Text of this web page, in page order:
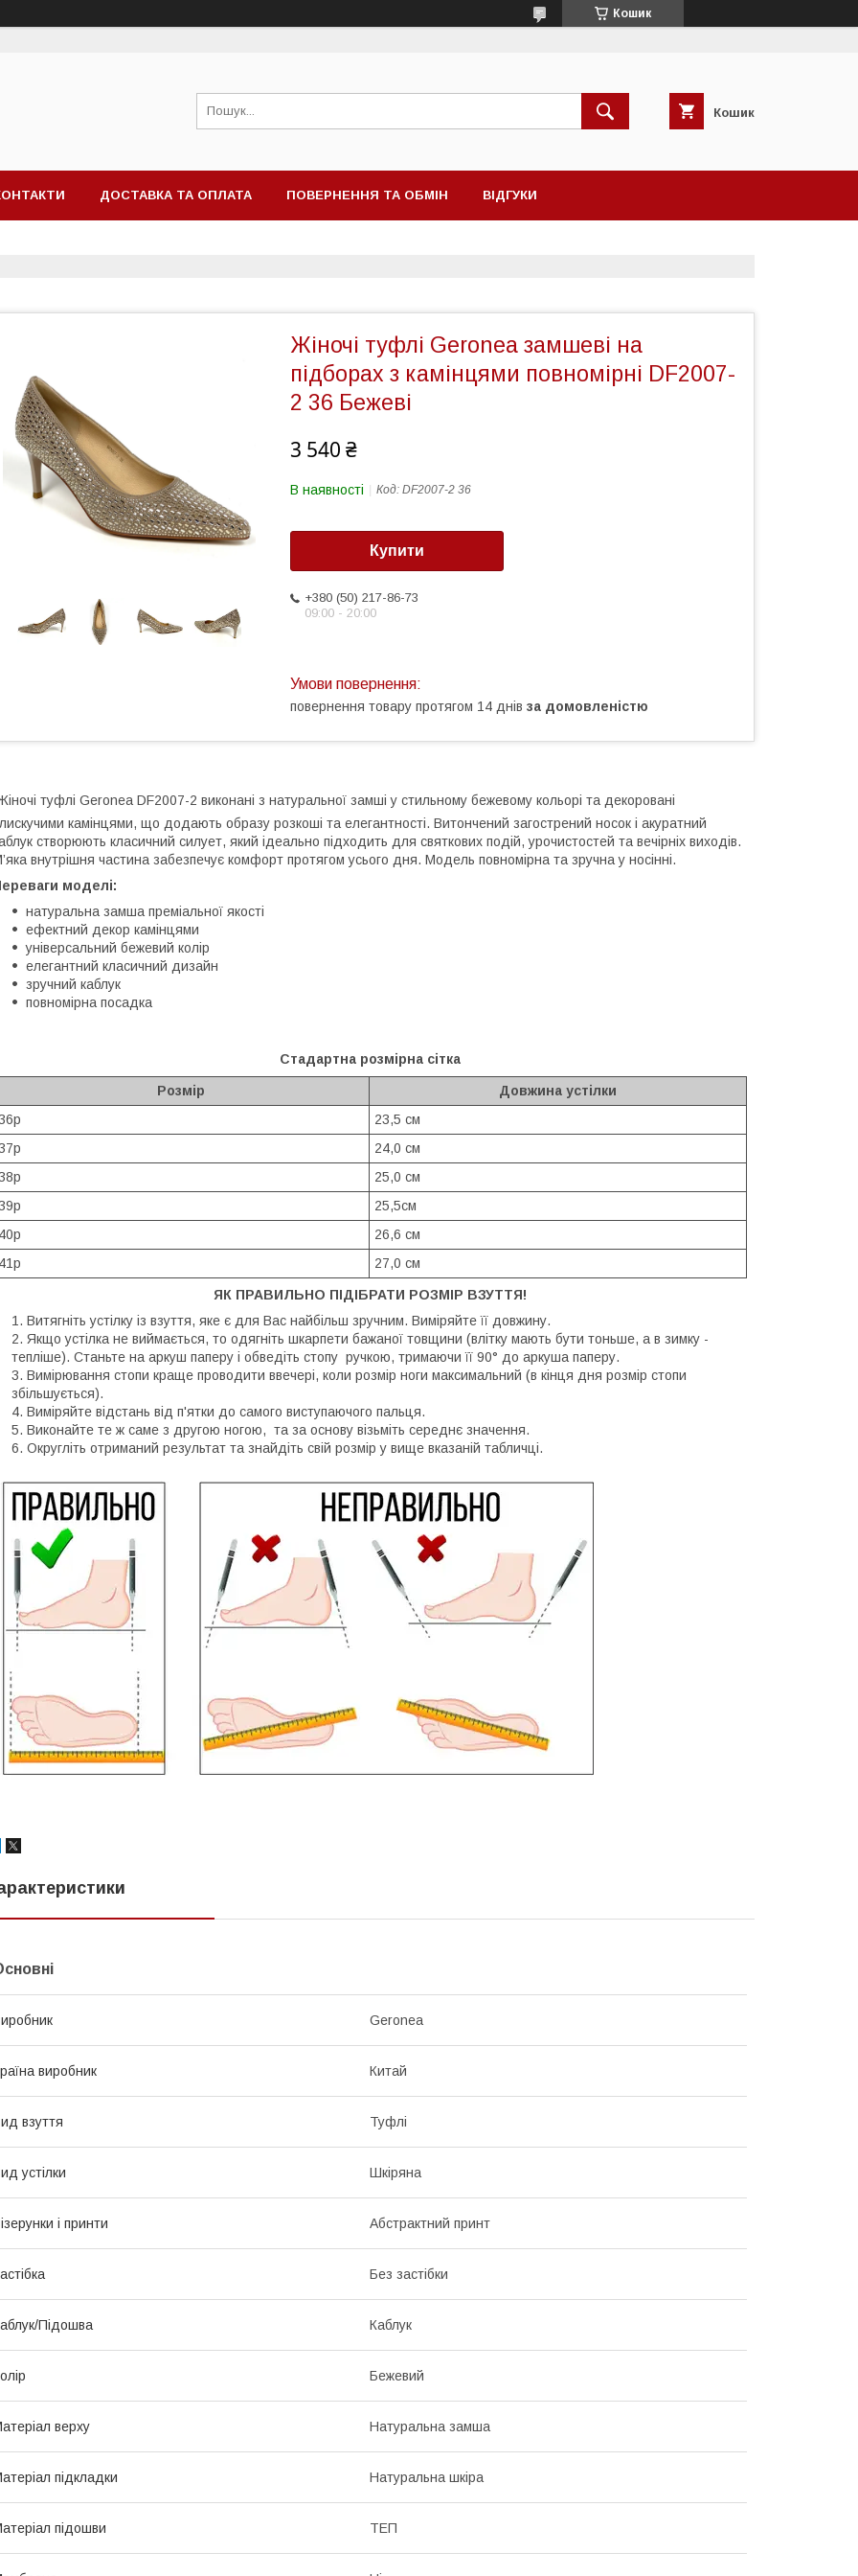
Кошик
Кошик
ДОСТАВКА ТА ОПЛАТА ПОВЕРНЕННЯ ТА ОБМІН ВІДГУКИ
Жіночі туфлі Geronea замшеві на
підборах з камінцями повномірні DF2007-
2 36 Бежеві
3 540 ₴
В наявності Код: DF2007-2 36
Купити
+380 (50) 217-86-73
09:00 - 20:00
повернення товару протягом 14 днів за домовленістю
туфлі Geronea DF2007-2 виконані з натуральної замші у стильному бежевому кольорі та декоровані
камінцями, що додають образу розкоші та елегантності. Витончений загострений носок і акуратний
створюють класичний силует, який ідеально підходить для святкових подій, урочистостей та вечірніх виходів.
внутрішня частина забезпечує комфорт протягом усього дня. Модель повномірна та зручна у носінні.
моделі:
натуральна замша преміальної якості
ефектний декор камінцями
універсальний бежевий колір
елегантний класичний дизайн
зручний каблук
повномірна посадка
Стадартна розмірна сітка
Розмір
Довжина устілки
23,5 см
24,0 см
25,0 см
25,5см
26,6 см
27,0 см
ЯК ПРАВИЛЬНО ПІДІБРАТИ РОЗМІР ВЗУТТЯ!
Витягніть устілку із взуття, яке є для Вас найбільш зручним. Виміряйте її довжину.
Якщо устілка не виймається, то одягніть шкарпети бажаної товщини (влітку мають бути тоньше, а в зимку -
тепліше). Станьте на аркуш паперу і обведіть стопу ручкою, тримаючи її 90° до аркуша паперу.
Вимірювання стопи краще проводити ввечері, коли розмір ноги максимальний (в кінця дня розмір стопи
збільшується).
Виміряйте відстань від п'ятки до самого виступаючого пальця.
Виконайте те ж саме з другою ногою, та за основу візьміть середнє значення.
Округліть отриманий результат та знайдіть свій розмір у вище вказаній табличці.
Geronea
виробник Китай
взуття Туфлі
устілки Шкіряна
і принти Абстрактний принт
Без застібки
Підошва Каблук
Бежевий
верху Натуральна замша
підкладки Натуральна шкіра
підошви ТЕП